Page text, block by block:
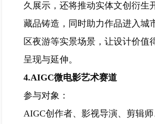
久展示，还将推动实体文创衍生
藏品铸造，同时助力作品进入城
区夜游等实景场景，让设计价值
呈现与延伸。
4.AIGC微电影艺术赛道
参与对象：
AIGC创作者、影视导演、剪辑